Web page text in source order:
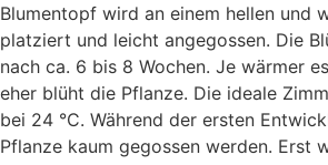
Blumentopf wird an einem hellen und
platziert und leicht angegossen. Die
nach ca. 6 bis 8 Wochen. Je wärmer
eher blüht die Pflanze. Die ideale
bei 24 °C. Während der ersten
Pflanze kaum gegossen werden. Erst